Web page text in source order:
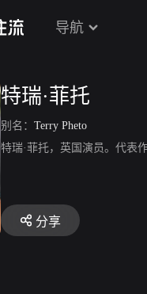
导航
特瑞·菲托
别名： Terry Pheto
特瑞·菲托，英国演员。代表
分享